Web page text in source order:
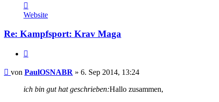
von
PaulOSNABR
Website
Re: Kampfsport: Krav Maga
Beitrag
von PaulOSNABR » 6. Sep 2014, 13:24
ich bin gut hat geschrieben:Hallo zusammen,